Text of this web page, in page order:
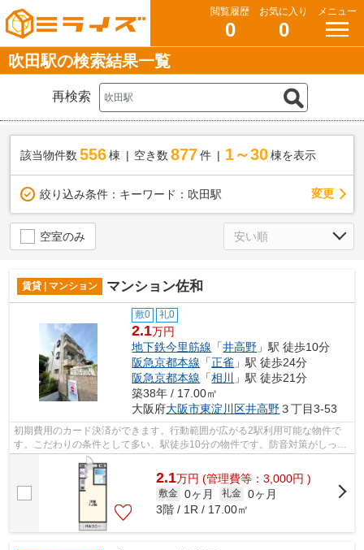
閲覧履歴
0
お気に入り
0
メニュー
吹田駅の検索結果一覧
再検索
該当物件数 556棟 空き数 877 件 1～30 棟を表示
絞り込み条件： キーワード：吹田駅 変更
空室のみ
賃貸 | マンション マンション佐和
敷0 礼0
2.1万円
地下鉄今里筋線 「井高野 」駅 徒歩10分
阪急京都本線 「正雀 」駅 徒歩24分
阪急京都本線 「相川
」駅 徒歩21分
築38年 / 17.00㎡
大阪府大阪市東淀川区井高野３丁目3-53
初期費用のカード決済ができます。行動範囲が広がる2駅利用可能な物件で
す。こだわりの条件として多い、駅徒歩10分の物件です。防音対策がしっか
りとした、軽量気泡コンクリートを使っ...
2.1万円 (管理費等：3,000円 )
敷金 0ヶ月 礼金 0ヶ月
3階 / 1R / 17.00㎡